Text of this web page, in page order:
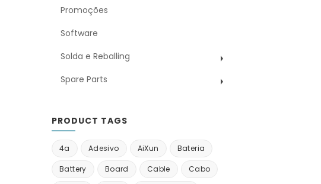
Promoções
Software
Solda e Reballing
Spare Parts
PRODUCT TAGS
4a Adesivo AiXun Bateria
Battery Board Cable Cabo